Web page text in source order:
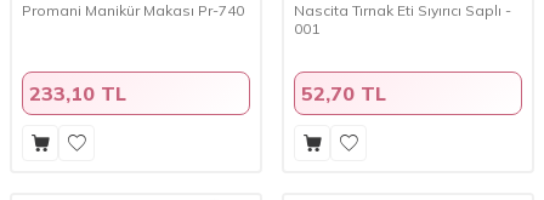
Promani Manikür Makası Pr-740
233,10 TL
Nascita Tırnak Eti Sıyırıcı Saplı -
001
52,70 TL